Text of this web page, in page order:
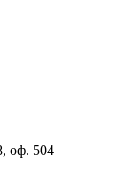
оф. 504